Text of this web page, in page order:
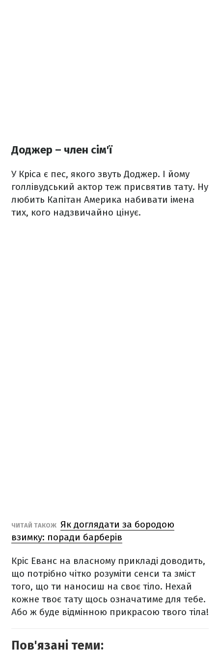
Доджер – член сім'ї
У Кріса є пес, якого звуть Доджер. І йому
голлівудський актор теж присвятив тату. Ну
любить Капітан Америка набивати імена
тих, кого надзвичайно цінує.
ЧИТАЙ ТАКОЖ Як доглядати за бородою
взимку: поради барберів
Кріс Еванс на власному прикладі доводить,
що потрібно чітко розуміти сенси та зміст
того, що ти наносиш на своє тіло. Нехай
кожне твоє тату щось означатиме для тебе.
Або ж буде відмінною прикрасою твого тіла!
Пов'язані теми: